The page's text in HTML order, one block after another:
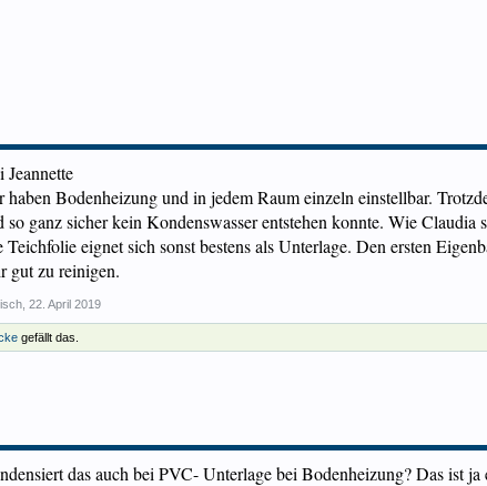
Jeannette
haben Bodenheizung und in jedem Raum einzeln einstellbar.
so ganz sicher kein Kondenswasser entstehen konnte. Wie
Teichfolie eignet sich sonst bestens als Unterlage. Den ersten
gut zu reinigen.
22. April 2019
gefällt das.
das auch bei PVC- Unterlage bei Bodenheizung? Das ist